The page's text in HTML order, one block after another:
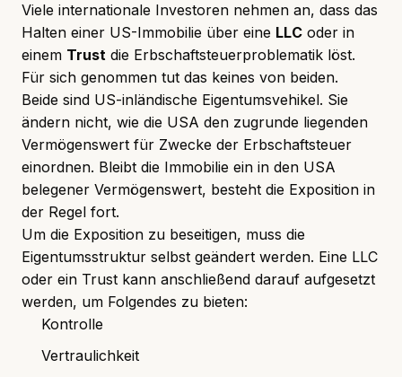
Viele internationale Investoren nehmen an, dass das
Halten einer US-Immobilie über eine LLC oder in
einem Trust die Erbschaftsteuerproblematik löst.
Für sich genommen tut das keines von beiden.
Beide sind US-inländische Eigentumsvehikel. Sie
ändern nicht, wie die USA den zugrunde liegenden
Vermögenswert für Zwecke der Erbschaftsteuer
einordnen. Bleibt die Immobilie ein in den USA
belegener Vermögenswert, besteht die Exposition in
der Regel fort.
Um die Exposition zu beseitigen, muss die
Eigentumsstruktur selbst geändert werden. Eine LLC
oder ein Trust kann anschließend darauf aufgesetzt
werden, um Folgendes zu bieten:
Kontrolle
Vertraulichkeit